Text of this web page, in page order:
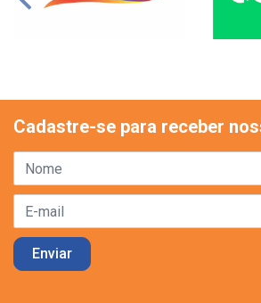
Cadastre-se para receber